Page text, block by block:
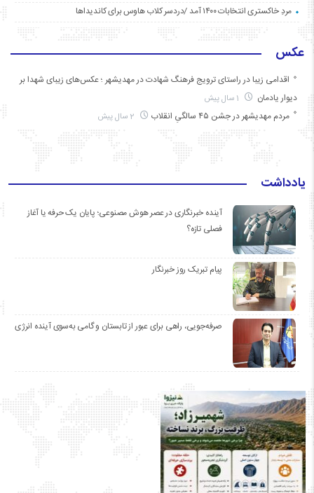
مردِ خاکستری انتخابات ۱۴۰۰ آمد /دردسر کلاب هاوس برای کاندیداها
عکس
اقدامی زیبا در راستای ترویج فرهنگ شهادت در مهدیشهر ؛ عکس‌های زیبای شهدا بر
دیوار یادمان
مردم مهدیشهر در جشن ۴۵ سالگیِ انقلاب
یادداشت
آینده خبرنگاری در عصر هوش مصنوعی؛ پایان یک حرفه یا آغاز
فصلی تازه؟
پیام تبریک روز خبرنگار
صرفه‌جویی، راهی برای عبور از تابستان و گامی به‌سوی آینده انرژی